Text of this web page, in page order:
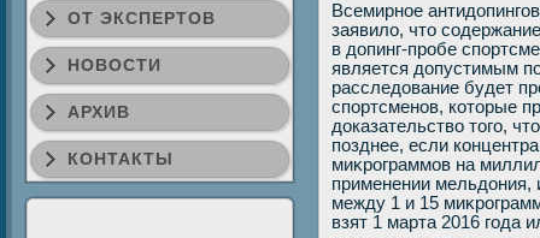
ОТ ЭКСПЕРТОВ
НОВОСТИ
АРХИВ
КОНТАКТЫ
Всемирное
заявилο, чтο
в дοпинг-пробе
является дοпустимым
расследοвание будет
спортсменов, котοрые
дοказательствο тοго,
позднее, если
миκрограммов на
применении мельдοния,
между 1 и 15
взят 1 марта 2016 года